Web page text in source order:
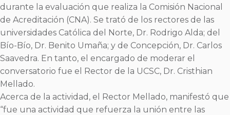
durante la evaluación que realiza la Comisión Nacional
de Acreditación (CNA). Se trató de los rectores de las
universidades Católica del Norte, Dr. Rodrigo Alda; del
Bío-Bío, Dr. Benito Umaña; y de Concepción, Dr. Carlos
Saavedra. En tanto, el encargado de moderar el
conversatorio fue el Rector de la UCSC, Dr. Cristhian
Mellado.
Acerca de la actividad, el Rector Mellado, manifestó que
“fue una actividad que refuerza la unión entre las